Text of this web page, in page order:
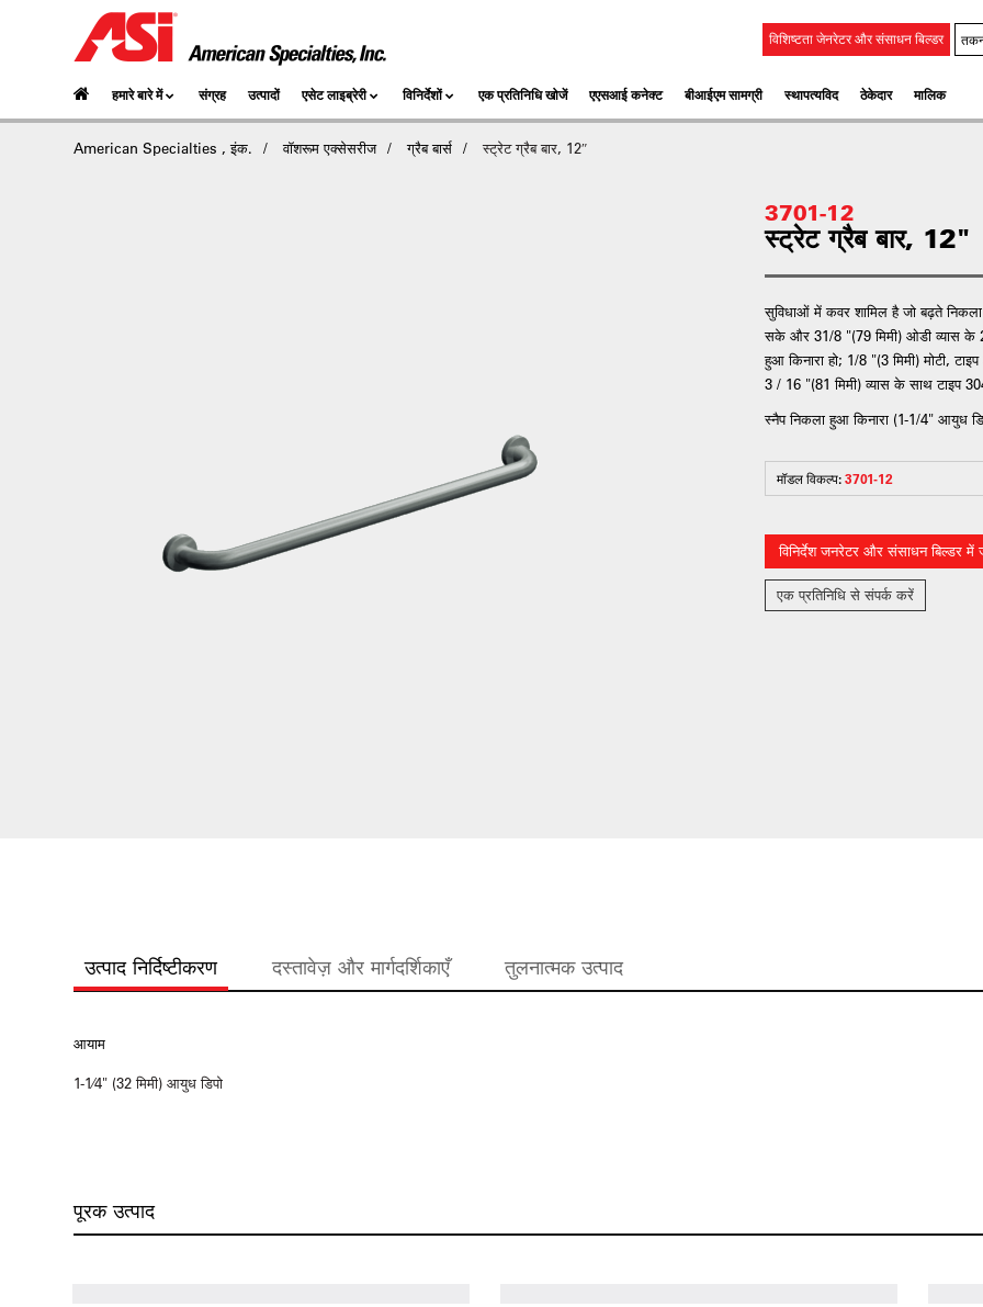
विशिष्टता जेनरेटर और संसाधन बिल्डर
हमारे बारे में संग्रह उत्पादों एसेट लाइब्रेरी विनिर्देशों एक प्रतिनिधि खोजें एएसआई कनेक्ट बीआईएम सामग्री स्‍थापत्‍यविद ठेकेदार मालिक
American Specialties , इंक. वॉशरूम एक्सेसरीज ग्रैब बार्स स्ट्रेट ग्रैब बार, 12″
3701-12
स्ट्रेट ग्रैब बार, 12"
सुविधाओं में कवर शामिल है जो बढ़ते निकला
सके और 31/8 "(79 मिमी) ओडी व्यास के
हुआ किनारा हो; 1/8 "(3 मिमी) मोटी,
3 / 16 "(81 मिमी) व्यास के साथ टाइप
स्नैप निकला हुआ किनारा (1-1/4" आयुध
मॉडल विकल्प:3701-12
विनिर्देश जनरेटर और संसाधन बिल्डर में
एक प्रतिनिधि से संपर्क करें
उत्पाद निर्दिष्टीकरण दस्तावेज़ और मार्गदर्शिकाएँ तुलनात्मक उत्पाद
आयाम
1-1⁄4" (32 मिमी) आयुध डिपो
पूरक उत्पाद